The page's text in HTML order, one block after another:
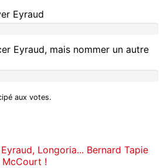
Eyraud
Eyraud, mais nommer un autre
aux votes.
Longoria... Bernard Tapie
McCourt !